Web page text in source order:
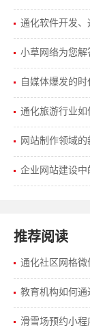
通化软件开发
小草网络为您解
自媒体爆发的
通化旅游行业如
网站制作领域
企业网站建设中
推荐阅读
教育机构如何
滑雪场预约小程